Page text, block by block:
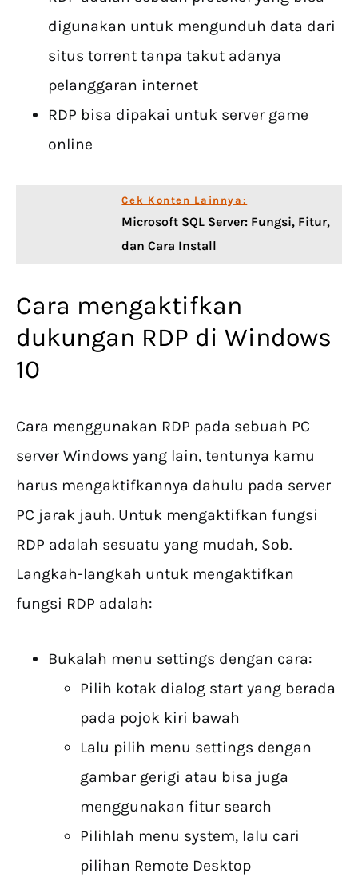
digunakan untuk mengunduh data dari
situs torrent tanpa takut adanya
pelanggaran internet
RDP bisa dipakai untuk server game
online
Cek Konten Lainnya:
Microsoft SQL Server: Fungsi, Fitur,
dan Cara Install
Cara mengaktifkan
dukungan RDP di Windows
10
Cara menggunakan RDP pada sebuah PC
server Windows yang lain, tentunya kamu
harus mengaktifkannya dahulu pada server
PC jarak jauh. Untuk mengaktifkan fungsi
RDP adalah sesuatu yang mudah, Sob.
Langkah-langkah untuk mengaktifkan
fungsi RDP adalah:
Bukalah menu settings dengan cara:
Pilih kotak dialog start yang berada
pada pojok kiri bawah
Lalu pilih menu settings dengan
gambar gerigi atau bisa juga
menggunakan fitur search
Pilihlah menu system, lalu cari
pilihan Remote Desktop